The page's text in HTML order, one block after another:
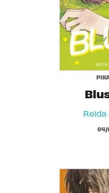
Reida
04/